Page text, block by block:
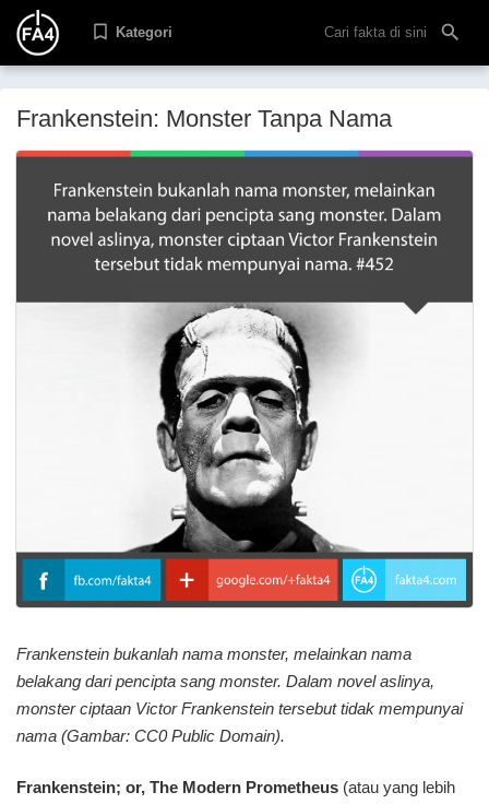
Kategori
Frankenstein: Monster Tanpa Nama
Frankenstein bukanlah nama monster, melainkan nama
belakang dari pencipta sang monster. Dalam novel aslinya,
monster ciptaan Victor Frankenstein tersebut tidak mempunyai
nama (Gambar: CC0 Public Domain).
Frankenstein; or, The Modern Prometheus (atau yang lebih